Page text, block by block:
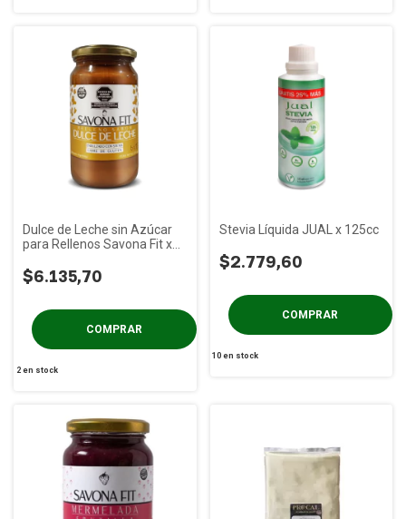
Dulce de Leche sin Azúcar
para Rellenos Savona Fit x
$6.135,70
2en stock
Stevia Líquida JUAL x 125cc
$2.779,60
10 en stock